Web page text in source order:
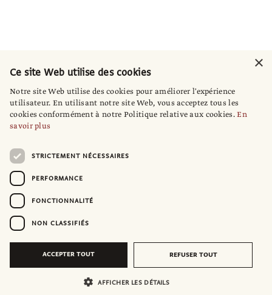
×
Ce site Web utilise des cookies
Notre site Web utilise des cookies pour améliorer l'expérience
utilisateur. En utilisant notre site Web, vous acceptez tous les
cookies conformément à notre Politique relative aux cookies.En
savoir plus
STRICTEMENT NÉCESSAIRES
PERFORMANCE
FONCTIONNALITÉ
NON CLASSIFIÉS
ACCEPTER TOUT REFUSER TOUT
AFFICHER LES DÉTAILS